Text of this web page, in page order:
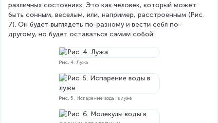
различных состояниях. Это как человек, который может
быть сонным, веселым, или, например, расстроенным (Рис.
7). Он будет выглядеть по-разному и вести себя по-
другому, но будет оставаться самим собой.
Рис. 4. Лужа
Рис. 5. Испарение воды в луже